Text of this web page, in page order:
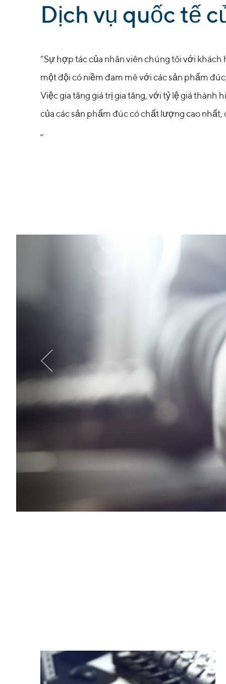
:Dịch vụ quốc tế
“Sự hợp tác của nhân viên chúng tôi với khách
một đội có niềm đam mê với các sản phẩm
Việc gia tăng giá trị gia tăng, với tỷ lệ giá
của các sản phẩm đúc có chất lượng cao
„